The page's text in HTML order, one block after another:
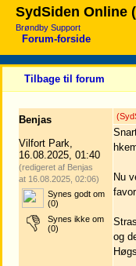
SydSiden Online
Brøndby Support
Forum-forside
Tilbage til forum
Benjas
Vilfort Park,
16.08.2025, 01:40
(redigeret af Benjas
at 16.08.2025, 02:06)
Synes godt om
(0)
Synes ikke om
(0)
Nu
og